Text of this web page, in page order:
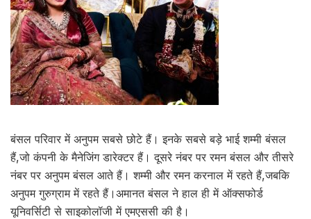
बंसल परिवार में अनुपम सबसे छोटे हैं। इनके सबसे बड़े भाई शम्मी बंसल
हैं,जो कंपनी के मैनेजिंग डारेक्टर हैं। दूसरे नंबर पर रमन बंसल और तीसरे
नंबर पर अनुपम बंसल आते हैं। शम्मी और रमन करनाल में रहते हैं,जबकि
अनुपम गुरुग्राम में रहते हैं।अमानत बंसल ने हाल ही में ऑक्सफोर्ड
यूनिवर्सिटी से साइकोलॉजी में एमएससी की है।